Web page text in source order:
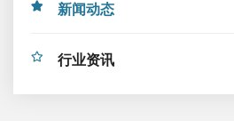
新闻动态
行业资讯